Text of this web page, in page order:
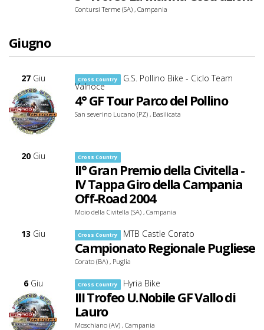
Contursi Terme (SA) , Campania
Giugno
27Giu Cross Country G.S. Pollino Bike - Ciclo Team
Valnoce
4° GF Tour Parco del Pollino
San severino Lucano (PZ) , Basilicata
20Giu Cross Country
II° Gran Premio della Civitella -
IV Tappa Giro della Campania
Off-Road 2004
Moio della Civitella (SA) , Campania
13 Giu Cross Country MTB Castle Corato
Campionato Regionale Pugliese
Corato (BA) , Puglia
6Giu Cross Country Hyria Bike
III Trofeo U.Nobile GF Vallo di
Lauro
Moschiano (AV) , Campania